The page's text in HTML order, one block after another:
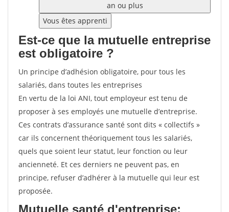
an ou plus
Vous êtes apprenti
Est-ce que la mutuelle entreprise
est obligatoire ?
Un principe d’adhésion obligatoire, pour tous les
salariés, dans toutes les entreprises
En vertu de la loi ANI, tout employeur est tenu de
proposer à ses employés une mutuelle d’entreprise.
Ces contrats d’assurance santé sont dits « collectifs »
car ils concernent théoriquement tous les salariés,
quels que soient leur statut, leur fonction ou leur
ancienneté. Et ces derniers ne peuvent pas, en
principe, refuser d’adhérer à la mutuelle qui leur est
proposée.
Mutuelle santé d'entreprise: